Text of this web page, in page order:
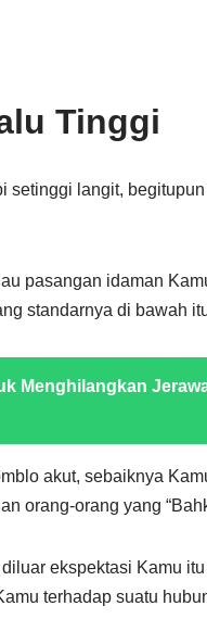
Tinggi
setinggi langit,
pasangan idaman
standarnya di bawah
Menghilangkan
akut, sebaiknya
orang-orang yang
ekspektasi Kamu
terhadap suatu